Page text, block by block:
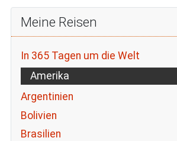
Meine Reisen
In 365 Tagen um die Welt
Amerika
Argentinien
Bolivien
Brasilien